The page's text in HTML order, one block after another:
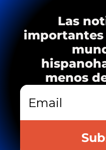
Las
importantes
menos